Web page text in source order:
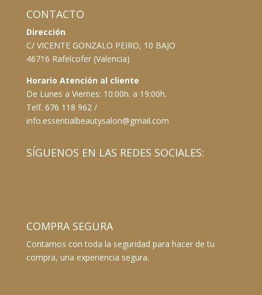
CONTACTO
Dirección
C/ VICENTE GONZALO PEIRO, 10 BAJO
46716 Rafelcofer (Valencia)
Horario Atención al cliente
De Lunes a Viernes: 10:00h. a 19:00h.
Telf. 676 118 962 /
info.essentialbeautysalon@gmail.com
SÍGUENOS EN LAS REDES SOCIALES:
COMPRA SEGURA
Contamos con toda la seguridad para hacer de tu
compra, una experiencia segura.